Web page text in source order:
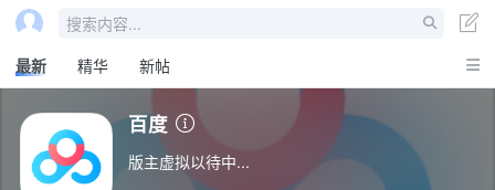
搜索内容...
最新
精华 新帖
百度
版主虚拟以待中...